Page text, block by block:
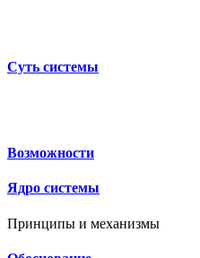
Суть системы
Возможности
Ядро системы
Принципы и механизмы